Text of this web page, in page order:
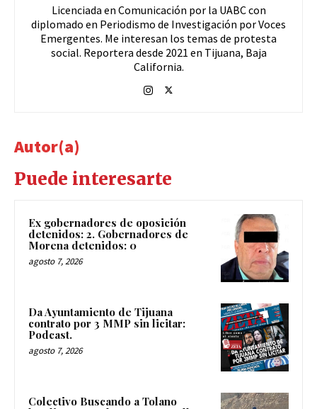
Licenciada en Comunicación por la UABC con
diplomado en Periodismo de Investigación por Voces
Emergentes. Me interesan los temas de protesta
social. Reportera desde 2021 en Tijuana, Baja
California.
Autor(a)
Puede interesarte
Ex gobernadores de oposición
detenidos: 2. Gobernadores de
Morena detenidos: 0
agosto 7, 2026
Da Ayuntamiento de Tijuana
contrato por 3 MMP sin licitar:
Podcast.
agosto 7, 2026
Colectivo Buscando a Tolano